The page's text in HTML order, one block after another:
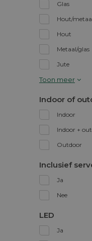
Glas
Hout/
Hout
Metaal/glas
Jute
Toon meer
Indoor of
Indoor
Indoor +
Outdoor
Inclusief
Ja
Nee
LED
Ja